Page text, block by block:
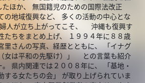
ほか、 無国籍児のための国際法改正
の地域復興など、 多くの活動の中心とな
人が立ち上がってこそ、 沖縄も復興す
たちをまとめ上げ、 １９９４年に８８歳
里さんの写真、経歴とともに、 「イナグ
は平和の先駆け）」 との言葉も紹介
県内関連では２００８年に、 「基地・
る女たちの会」 が取り上げられていま